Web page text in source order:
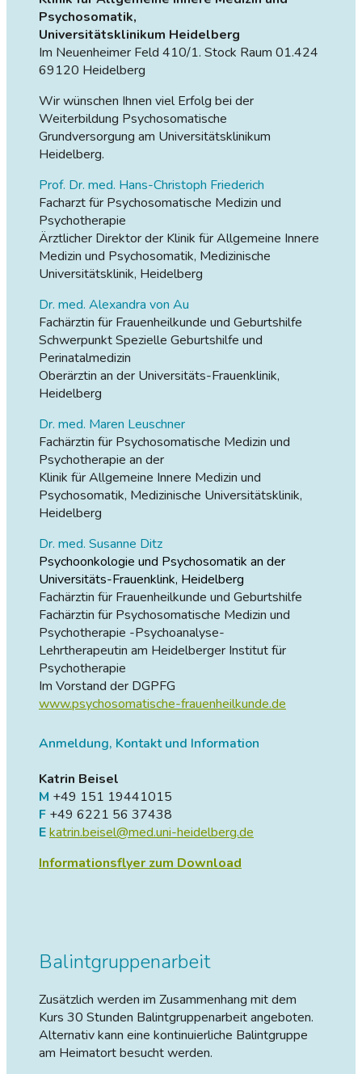
Psychosomatik,
Universitätsklinikum Heidelberg
Im Neuenheimer Feld 410/1. Stock Raum 01.424
69120 Heidelberg
Wir wünschen Ihnen viel Erfolg bei der
Weiterbildung Psychosomatische
Grundversorgung am Universitätsklinikum
Heidelberg.
Prof. Dr. med. Hans-Christoph Friederich
Facharzt für Psychosomatische Medizin und
Psychotherapie
Ärztlicher Direktor der Klinik für Allgemeine Innere
Medizin und Psychosomatik, Medizinische
Universitätsklinik, Heidelberg
Dr. med. Alexandra von Au
Fachärztin für Frauenheilkunde und Geburtshilfe
Schwerpunkt Spezielle Geburtshilfe und
Perinatalmedizin
Oberärztin an der Universitäts-Frauenklinik,
Heidelberg
Dr. med. Maren Leuschner
Fachärztin für Psychosomatische Medizin und
Psychotherapie an der
Klinik für Allgemeine Innere Medizin und
Psychosomatik, Medizinische Universitätsklinik,
Heidelberg
Dr. med. Susanne Ditz
Psychoonkologie und Psychosomatik an der
Universitäts-Frauenklink, Heidelberg
Fachärztin für Frauenheilkunde und Geburtshilfe
Fachärztin für Psychosomatische Medizin und
Psychotherapie -Psychoanalyse-
Lehrtherapeutin am Heidelberger Institut für
Psychotherapie
Im Vorstand der DGPFG
www.psychosomatische-frauenheilkunde.de
Anmeldung, Kontakt und Information
Katrin Beisel
M +49 151 19441015
F +49 6221 56 37438
Ekatrin.beisel@med.uni-heidelberg.de
Informationsflyer zum Download
Balintgruppenarbeit
Zusätzlich werden im Zusammenhang mit dem
Kurs 30 Stunden Balintgruppenarbeit angeboten.
Alternativ kann eine kontinuierliche Balintgruppe
am Heimatort besucht werden.